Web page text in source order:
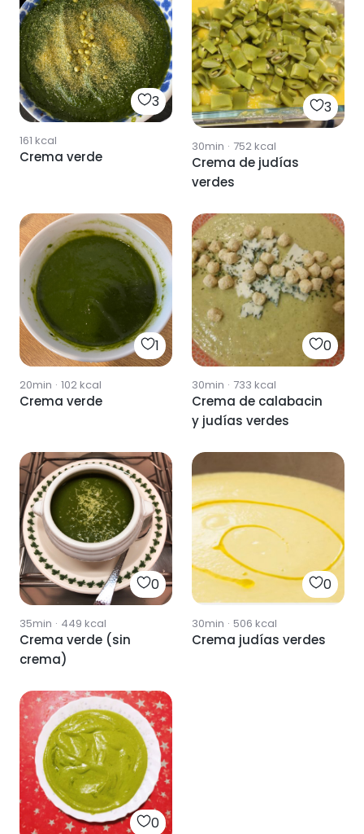
3
161 kcal
Crema verde
3
30min · 752kcal
Crema de judías
verdes
1
20min · 102kcal
Crema verde
0
30min · 733 kcal
Crema de calabacin
y judías verdes
0
35min · 449 kcal
Crema verde (sin
crema)
0
30min · 506 kcal
Crema judías verdes
0